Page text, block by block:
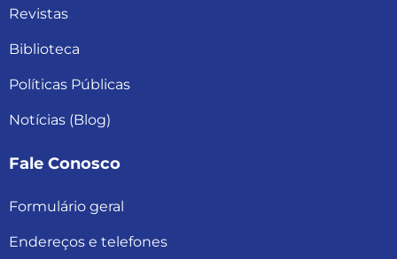
Revistas
Biblioteca
Políticas Públicas
Notícias (Blog)
Fale Conosco
Formulário geral
Endereços e telefones